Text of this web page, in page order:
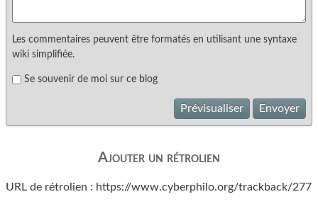
Les commentaires peuvent être formatés en utilisant une syntaxe
wiki simplifiée.
Se souvenir de moi sur ce blog
Prévisualiser Envoyer
Ajouter un rétrolien
URL de rétrolien : https://www.cyberphilo.org/trackback/277